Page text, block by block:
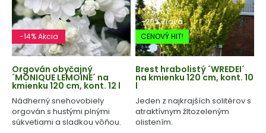
-14% Akcia
Orgován obyčajný
´MONIQUE LEMOINE´ na
kmienku 120 cm, kont. 12 l
Nádherný snehovobiely
orgován s hustými plnými
súkvetiami a sladkou vôňou.
-20% Zľava
CENOVÝ HIT!
Brest hrabolistý ´WREDEI´
na kmienku 120 cm, kont. 10
l
Jeden z najkrajších solitérov s
atraktívnym žltozeleným
olistením.